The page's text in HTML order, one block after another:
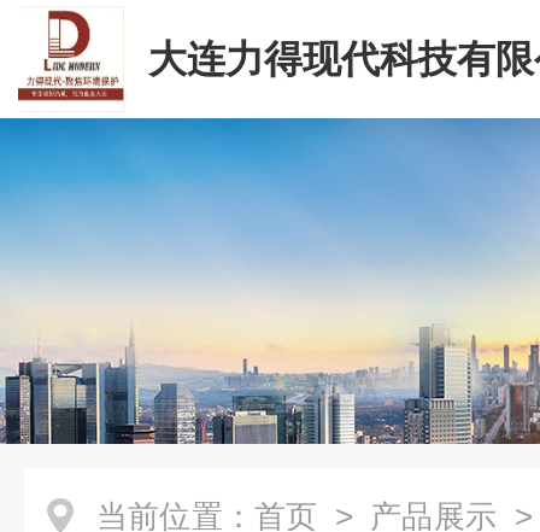
大连力得现代科技有
当前位置： 首页 > 产品展示